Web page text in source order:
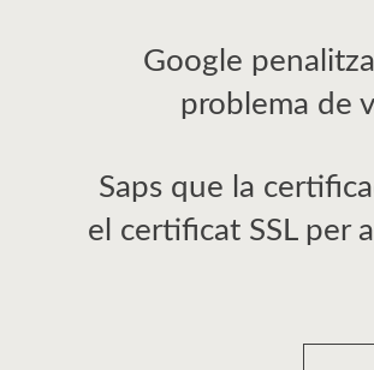
Google
problema de
Saps que la
el certificat SSL per